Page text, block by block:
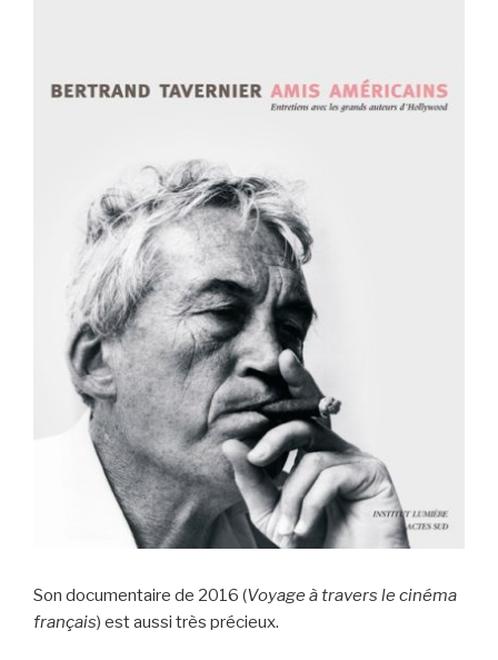
Son documentaire de 2016 (Voyage à travers le cinéma
français) est aussi très précieux.